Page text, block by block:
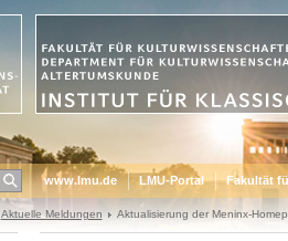
www.lmu.de LMU-Portal Fakultät
Aktuelle Meldungen Aktualisierung der Meninx-